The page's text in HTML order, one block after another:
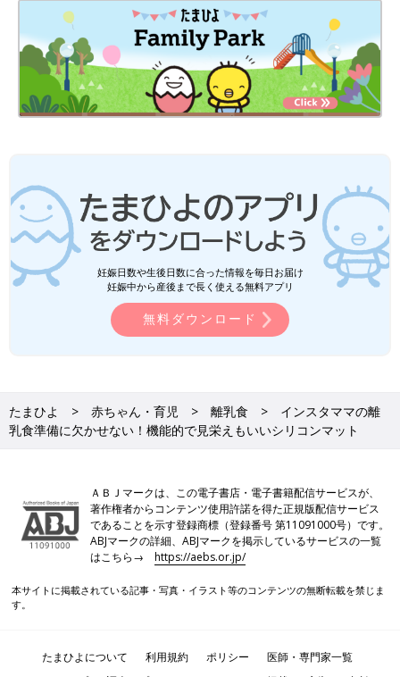
妊娠日数や生後日数に合った情報を毎日お届け
妊娠中から産後まで長く使える無料アプリ
無料ダウンロード
たまひよ 赤ちゃん・育児 離乳食
インスタママの離
乳食準備に欠かせない！機能的で見栄えもいいシリコンマット
ＡＢＪマークは、この電子書店・電子書籍配信サービスが、
著作権者からコンテンツ使用許諾を得た正規版配信サービス
であることを示す登録商標（登録番号 第11091000号）です。
ABJマークの詳細、ABJマークを掲示しているサービスの一覧
はこちら→https://aebs.or.jp/
本サイトに掲載されている記事・写真・イラスト等のコンテンツの無断転載を禁じま
す。
たまひよについて 利用規約 ポリシー
医師・専門家一覧